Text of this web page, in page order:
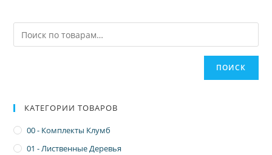
ПОИСК
КАТЕГОРИИ ТОВАРОВ
00 - Комплекты Клумб
01 - Лиственные Деревья